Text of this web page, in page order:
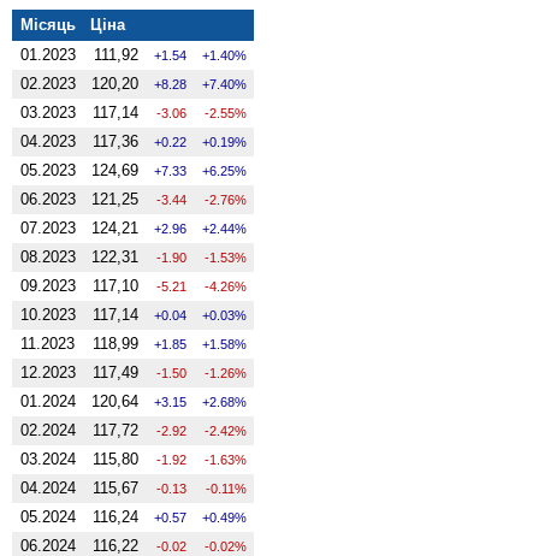
Місяць
Ціна
01.2023
111,92 1.54 1.40%
02.2023 120,20 8.28 7.40%
03.2023 117,14 -3.06 -2.55%
04.2023 117,36 0.22 0.19%
05.2023 124,69 7.33 6.25%
06.2023 121,25 -3.44 -2.76%
07.2023 124,21 2.96 2.44%
08.2023 122,31 -1.90 -1.53%
09.2023 117,10 -5.21 -4.26%
10.2023 117,14 0.04 0.03%
11.2023 118,99 1.85 1.58%
12.2023 117,49 -1.50 -1.26%
01.2024 120,64 3.15 2.68%
02.2024 117,72 -2.92 -2.42%
03.2024 115,80 -1.92 -1.63%
04.2024 115,67 -0.13 -0.11%
05.2024 116,24 0.57 0.49%
06.2024 116,22 -0.02 -0.02%